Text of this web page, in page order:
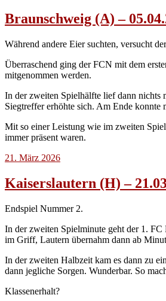
Braunschweig (A) –
Während andere Eier suchten, versucht
Überraschend ging der FCN mit dem
mitgenommen werden.
In der zweiten Spielhälfte lief dann nichts
Siegtreffer erhöhte sich. Am Ende
Mit so einer Leistung wie im zweiten
immer präsent waren.
21. März 2026
Kaiserslautern (H) –
Endspiel Nummer 2.
In der zweiten Spielminute geht der 1.
im Griff, Lautern übernahm dann ab
In der zweiten Halbzeit kam es dann zu
dann jegliche Sorgen. Wunderbar. So
Klassenerhalt?